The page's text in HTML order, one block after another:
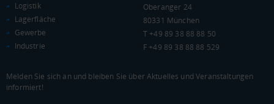
0 €
WIRTSCHAFTSKRAFT(STAND: 2018)
Logistik
Lagerfläche
Gewerbe
Industrie
Oberanger 24
80331 München
T +49 89 38 88 88 50
F +49 89 38 88 88 529
Melden Sie sich an und bleiben Sie über Aktuelles und Veranstaltungen
informiert!